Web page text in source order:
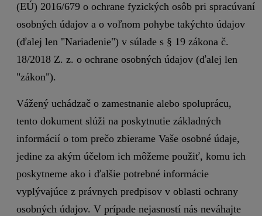
(EÚ) 2016/679 o ochrane fyzických osôb pri spracúvaní
osobných údajov a o voľnom pohybe takýchto údajov
(ďalej len "Nariadenie") v súlade s § 19 zákona č.
18/2018 Z. z. o ochrane osobných údajov (ďalej len
"zákon").
Vážený uchádzač o zamestnanie alebo spoluprácu,
tento dokument slúži na poskytnutie základných
informácií o tom prečo zbierame Vaše osobné údaje,
jedine za akým účelom ich môžeme použiť, komu ich
poskytneme ako i ďalšie potrebné informácie
vyplývajúce z právnych predpisov v oblasti ochrany
osobných údajov. V prípade nejasností nás neváhajte